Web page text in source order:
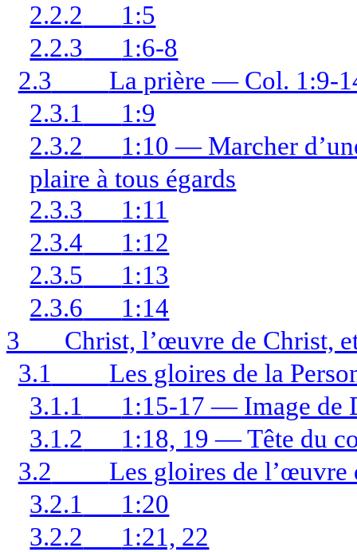
2.2.2
1:5
2.2.3
1:6-8
2.3
La prière — Col. 1:9-
2.3.1
1:9
2.3.2
1:10 — Marcher
plaire à tous égards
2.3.3
1:11
2.3.4
1:12
2.3.5
1:13
2.3.6
1:14
3
Christ, l’œuvre de Christ,
3.1
Les gloires de la
3.1.1
1:15-17 — Image de
3.1.2
1:18, 19 — Tête du
3.2
Les gloires de
3.2.1
1:20
3.2.2
1:21, 22